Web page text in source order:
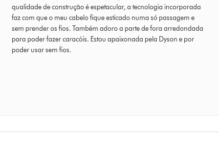
qualidade de construção é espetacular, a tecnologia incorporada
faz com que o meu cabelo fique esticado numa só passagem e
sem prender os fios. Também adoro a parte de fora arredondada
para poder fazer caracóis. Estou apaixonada pela Dyson e por
poder usar sem fios.